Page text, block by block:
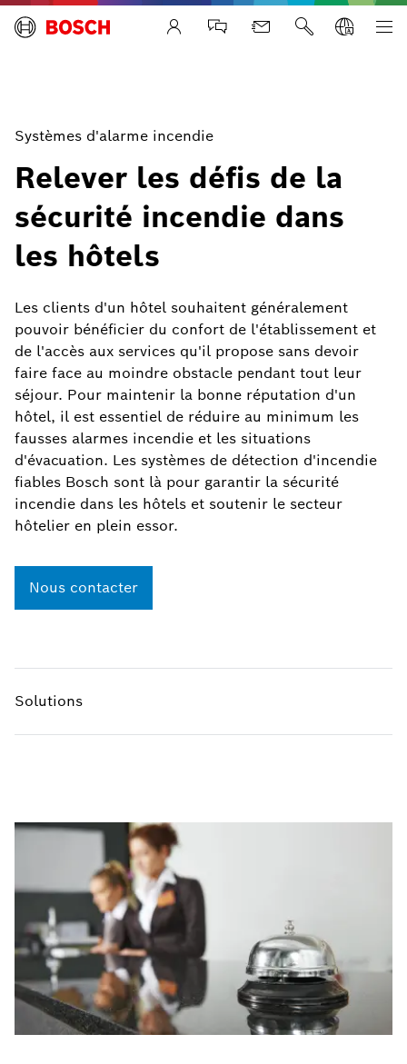
Life Safety Systems
Systèmes d'alarme incendie
Relever les défis de la
sécurité incendie dans
les hôtels
Les clients d'un hôtel souhaitent généralement
pouvoir bénéficier du confort de l'établissement et
de l'accès aux services qu'il propose sans devoir
faire face au moindre obstacle pendant tout leur
séjour. Pour maintenir la bonne réputation d'un
hôtel, il est essentiel de réduire au minimum les
fausses alarmes incendie et les situations
d'évacuation. Les systèmes de détection d'incendie
fiables Bosch sont là pour garantir la sécurité
incendie dans les hôtels et soutenir le secteur
hôtelier en plein essor.
Nous contacter
Solutions